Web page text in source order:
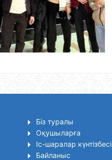
Біз туралы
Оқушыларға
Іс-шаралар күнтізбесі
Байланыс